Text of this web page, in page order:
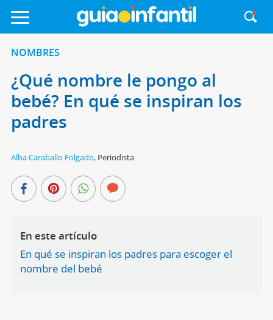
NOMBRES
¿Qué nombre le pongo al
bebé? En qué se inspiran los
padres
Alba Caraballo Folgado, Periodista
En este artículo
En qué se inspiran los padres para escoger el
nombre del bebé